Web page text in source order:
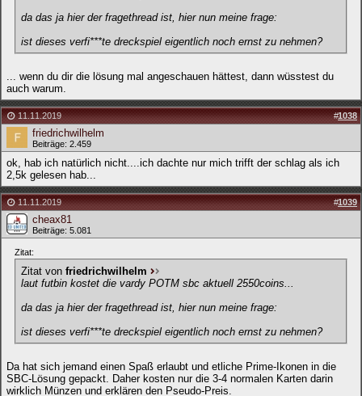
da das ja hier der fragethread ist, hier nun meine frage:
ist dieses verfi***te dreckspiel eigentlich noch ernst zu nehmen?
... wenn du dir die lösung mal angeschauen hättest, dann wüsstest du
auch warum.
11.11.2019 #1038
friedrichwilhelm
Beiträge: 2.459
ok, hab ich natürlich nicht....ich dachte nur mich trifft der schlag als ich
2,5k gelesen hab...
11.11.2019 #1039
cheax81
Beiträge: 5.081
Zitat:
Zitat von friedrichwilhelm
laut futbin kostet die vardy POTM sbc aktuell 2550coins...
da das ja hier der fragethread ist, hier nun meine frage:
ist dieses verfi***te dreckspiel eigentlich noch ernst zu nehmen?
Da hat sich jemand einen Spaß erlaubt und etliche Prime-Ikonen in die
SBC-Lösung gepackt. Daher kosten nur die 3-4 normalen Karten darin
wirklich Münzen und erklären den Pseudo-Preis.